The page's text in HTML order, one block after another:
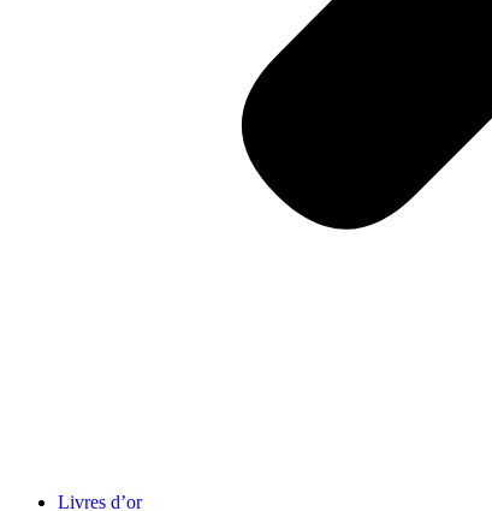
Livres d’or